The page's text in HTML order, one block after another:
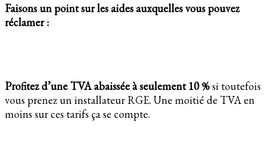
Faisons un point sur les aides auxquelles vous pouvez
réclamer :
Profitez d’une TVA abaissée à seulement 10 %si toutefois
vous prenez un installateur RGE. Une moitié de TVA en
moins sur ces tarifs ça se compte.